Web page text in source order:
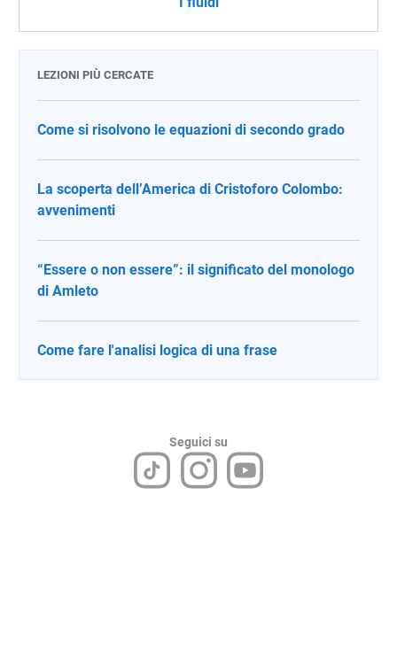
LEZIONI PIÙ CERCATE
Come si risolvono le equazioni di secondo grado
La scoperta dell’America di Cristoforo Colombo:
avvenimenti
“Essere o non essere”: il significato del monologo
di Amleto
Come fare l'analisi logica di una frase
Seguici su